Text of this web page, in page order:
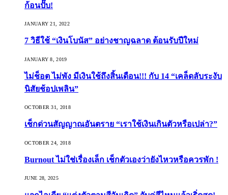
ก้อนปั๊บ!
JANUARY 21, 2022
7 วิธีใช้ “เงินโบนัส” อย่างชาญฉลาด ต้อนรับปีใหม่
JANUARY 8, 2019
ไม่ช็อต ไม่พัง มีเงินใช้ถึงสิ้นเดือน!!! กับ 14 “เคล็ดลับระงับ
นิสัยช้อปเพลิน”
OCTOBER 31, 2018
เช็กด่วนสัญญาณอันตราย “เราใช้เงินเกินตัวหรือเปล่า?”
OCTOBER 24, 2018
Burnout ไม่ใช่เรื่องเล็ก เช็กตัวเองว่ายังไหวหรือควรพัก !
JUNE 28, 2025